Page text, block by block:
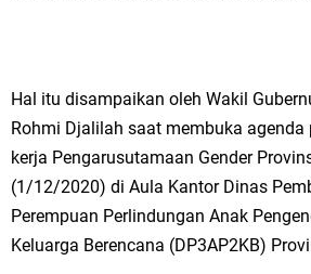
Hal itu disampaikan oleh Wakil
Rohmi Djalilah saat membuka
kerja Pengarusutamaan Gender
(1/12/2020) di Aula Kantor Dinas
Perempuan Perlindungan Anak
Keluarga Berencana (DP3AP2KB)